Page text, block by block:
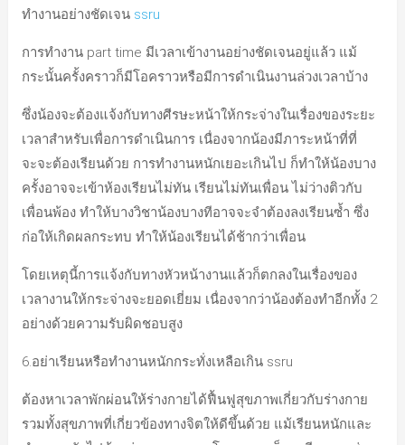
ทำงานอย่างชัดเจน ssru
การทำงาน part time มีเวลาเข้างานอย่างชัดเจนอยู่แล้ว แม้
กระนั้นครั้งคราวก็มีโอคราวหรือมีการดำเนินงานล่วงเวลาบ้าง
ซึ่งน้องจะต้องแจ้งกับทางศีรษะหน้าให้กระจ่างในเรื่องของระยะ
เวลาสำหรับเพื่อการดำเนินการ เนื่องจากน้องมีภาระหน้าที่ที่
จะจะต้องเรียนด้วย การทำงานหนักเยอะเกินไป ก็ทำให้น้องบาง
ครั้งอาจจะเข้าห้องเรียนไม่ทัน เรียนไม่ทันเพื่อน ไม่ว่างติวกับ
เพื่อนพ้อง ทำให้บางวิชาน้องบางทีอาจจะจำต้องลงเรียนซ้ำ ซึ่ง
ก่อให้เกิดผลกระทบ ทำให้น้องเรียนได้ช้ากว่าเพื่อน
โดยเหตุนี้การแจ้งกับทางหัวหน้างานแล้วก็ตกลงในเรื่องของ
เวลางานให้กระจ่างจะยอดเยี่ยม เนื่องจากว่าน้องต้องทำอีกทั้ง 2
อย่างด้วยความรับผิดชอบสูง
6.อย่าเรียนหรือทำงานหนักกระทั่งเหลือเกิน ssru
ต้องหาเวลาพักผ่อนให้ร่างกายได้ฟื้นฟูสุขภาพเกี่ยวกับร่างกาย
รวมทั้งสุขภาพที่เกี่ยวข้องทางจิตให้ดีขึ้นด้วย แม้เรียนหนักและ